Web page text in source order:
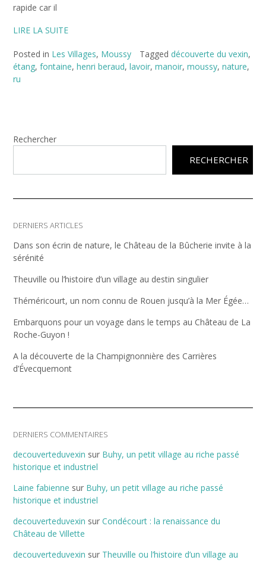
rapide car il
LIRE LA SUITE
Posted in Les Villages, Moussy Tagged découverte du vexin,
étang, fontaine, henri beraud, lavoir, manoir, moussy, nature,
ru
Rechercher
RECHERCHER
DERNIERS ARTICLES
Dans son écrin de nature, le Château de la Bûcherie invite à la
sérénité
Theuville ou l’histoire d’un village au destin singulier
Théméricourt, un nom connu de Rouen jusqu’à la Mer Égée…
Embarquons pour un voyage dans le temps au Château de La
Roche-Guyon !
A la découverte de la Champignonnière des Carrières
d’Évecquemont
DERNIERS COMMENTAIRES
decouverteduvexin sur Buhy, un petit village au riche passé
historique et industriel
Laine fabienne sur Buhy, un petit village au riche passé
historique et industriel
decouverteduvexin sur Condécourt : la renaissance du
Château de Villette
decouverteduvexin sur Theuville ou l’histoire d’un village au